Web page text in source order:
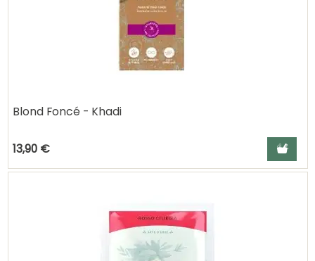
Blond Foncé - Khadi
13,90 € Ajouter